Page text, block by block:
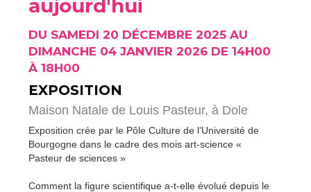
aujourd'hui
DU SAMEDI 20 DÉCEMBRE 2025 AU
DIMANCHE 04 JANVIER 2026 DE 14H00
À 18H00
EXPOSITION
Maison Natale de Louis Pasteur, à Dole
Exposition crée par le Pôle Culture de l’Université de
Bourgogne dans le cadre des mois art-science «
Pasteur de sciences »
Comment la figure scientifique a-t-elle évolué depuis le